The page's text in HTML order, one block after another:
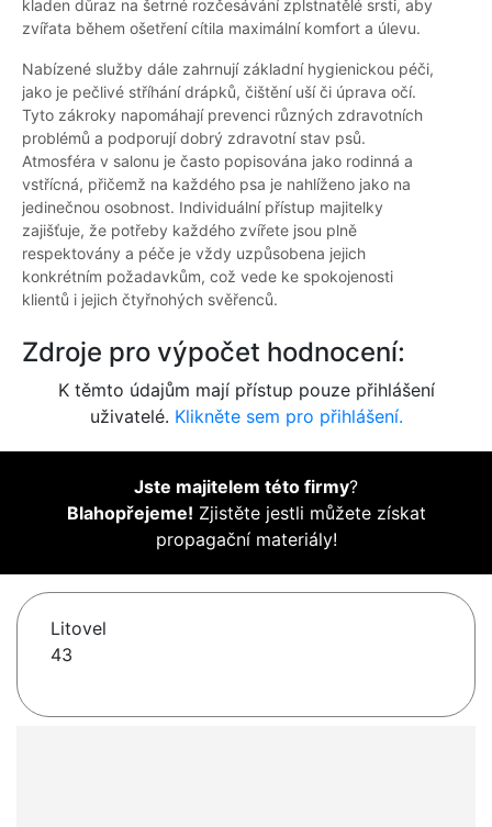
kladen důraz na šetrné rozčesávání zplstnatělé srsti, aby
zvířata během ošetření cítila maximální komfort a úlevu.
Nabízené služby dále zahrnují základní hygienickou péči,
jako je pečlivé stříhání drápků, čištění uší či úprava očí.
Tyto zákroky napomáhají prevenci různých zdravotních
problémů a podporují dobrý zdravotní stav psů.
Atmosféra v salonu je často popisována jako rodinná a
vstřícná, přičemž na každého psa je nahlíženo jako na
jedinečnou osobnost. Individuální přístup majitelky
zajišťuje, že potřeby každého zvířete jsou plně
respektovány a péče je vždy uzpůsobena jejich
konkrétním požadavkům, což vede ke spokojenosti
klientů i jejich čtyřnohých svěřenců.
Zdroje pro výpočet hodnocení:
K těmto údajům mají přístup pouze přihlášení
uživatelé. Klikněte sem pro přihlášení.
Jste majitelem této firmy?
Blahopřejeme! Zjistěte jestli můžete získat
propagační materiály!
Litovel
43